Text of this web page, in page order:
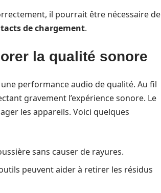
il pourrait être nécessaire de
de chargement.
la qualité sonore
performance audio de qualité. Au fil
gravement l’expérience sonore. Le
les appareils. Voici quelques
sans causer de rayures.
peuvent aider à retirer les résidus